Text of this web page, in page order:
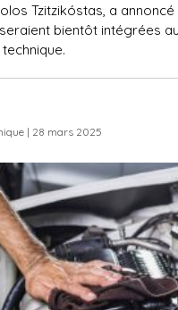
Tzitzikóstas, a annoncé
bientôt intégrées
| 28 mars 2025